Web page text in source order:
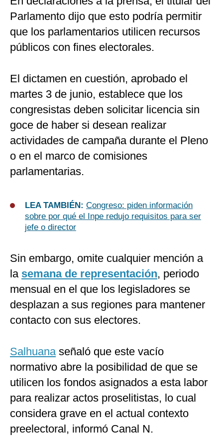
Parlamento dijo que esto podría permitir
que los parlamentarios utilicen recursos
públicos con fines electorales.
El dictamen en cuestión, aprobado el
martes 3 de junio, establece que los
congresistas deben solicitar licencia sin
goce de haber si desean realizar
actividades de campaña durante el Pleno
o en el marco de comisiones
parlamentarias.
LEA TAMBIÉN: Congreso: piden información
sobre por qué el Inpe redujo requisitos para ser
jefe o director
Sin embargo, omite cualquier mención a
la semana de representación, periodo
mensual en el que los legisladores se
desplazan a sus regiones para mantener
contacto con sus electores.
Salhuanaseñaló que este vacío
normativo abre la posibilidad de que se
utilicen los fondos asignados a esta labor
para realizar actos proselitistas, lo cual
considera grave en el actual contexto
preelectoral, informó Canal N.